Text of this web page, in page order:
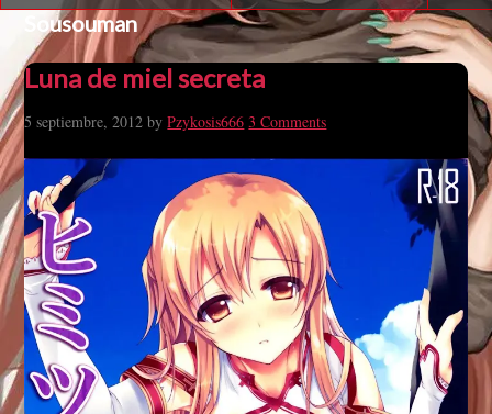
Sousouman
Luna de miel secreta
5 septiembre, 2012 byPzykosis666 3 Comments